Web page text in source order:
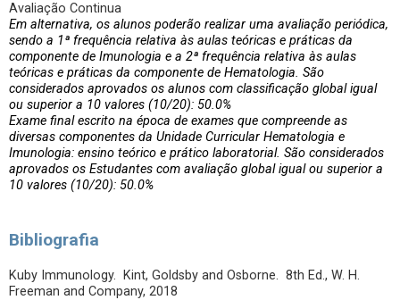
Avaliação Continua
Em alternativa, os alunos poderão realizar uma avaliação periódica,
sendo a 1ª frequência relativa às aulas teóricas e práticas da
componente de Imunologia e a 2ª frequência relativa às aulas
teóricas e práticas da componente de Hematologia. São
considerados aprovados os alunos com classificação global igual
ou superior a 10 valores (10/20): 50.0%
Exame final escrito na época de exames que compreende as
diversas componentes da Unidade Curricular Hematologia e
Imunologia: ensino teórico e prático laboratorial. São considerados
aprovados os Estudantes com avaliação global igual ou superior a
10 valores (10/20): 50.0%
Bibliografia
Kuby Immunology. Kint, Goldsby and Osborne. 8th Ed., W. H.
Freeman and Company, 2018